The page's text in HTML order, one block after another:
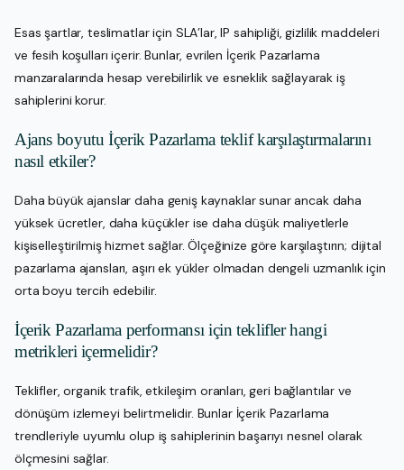
Esas şartlar, teslimatlar için SLA’lar, IP sahipliği, gizlilik maddeleri
ve fesih koşulları içerir. Bunlar, evrilen İçerik Pazarlama
manzaralarında hesap verebilirlik ve esneklik sağlayarak iş
sahiplerini korur.
Ajans boyutu İçerik Pazarlama teklif karşılaştırmalarını
nasıl etkiler?
Daha büyük ajanslar daha geniş kaynaklar sunar ancak daha
yüksek ücretler, daha küçükler ise daha düşük maliyetlerle
kişiselleştirilmiş hizmet sağlar. Ölçeğinize göre karşılaştırın; dijital
pazarlama ajansları, aşırı ek yükler olmadan dengeli uzmanlık için
orta boyu tercih edebilir.
İçerik Pazarlama performansı için teklifler hangi
metrikleri içermelidir?
Teklifler, organik trafik, etkileşim oranları, geri bağlantılar ve
dönüşüm izlemeyi belirtmelidir. Bunlar İçerik Pazarlama
trendleriyle uyumlu olup iş sahiplerinin başarıyı nesnel olarak
ölçmesini sağlar.